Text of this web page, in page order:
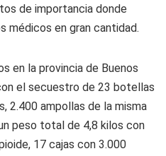
de importancia donde
médicos en gran cantidad.
en la provincia de Buenos
el secuestro de 23 botellas
2.400 ampollas de la misma
peso total de 4,8 kilos con
17 cajas con 3.000